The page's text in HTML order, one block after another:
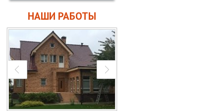
НАШИ РАБОТЫ